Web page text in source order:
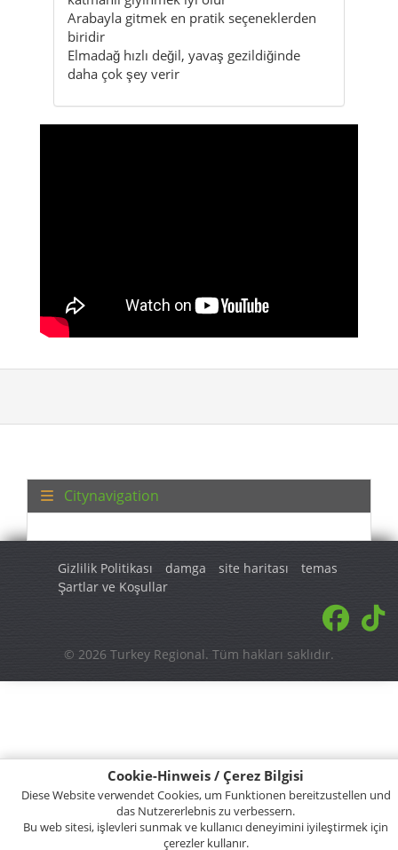
Cookie-Hinweis / Çerez Bilgisi
Diese Website verwendet Cookies, um Funktionen bereitzustellen und
das Nutzererlebnis zu verbessern.
Bu web sitesi, işlevleri sunmak ve kullanıcı deneyimini iyileştirmek için
çerezler kullanır.
Arabayla gitmek en pratik seçeneklerden
biridir
Elmadağ hızlı değil, yavaş gezildiğinde
daha çok şey verir
Citynavigation
Gizlilik Politikası damga site haritası
temas
Şartlar ve Koşullar
© 2026 Turkey Regional. Tüm hakları saklıdır.